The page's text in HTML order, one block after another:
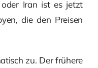
oder Iran ist es jetzt
die den Preisen
zu. Der frühere